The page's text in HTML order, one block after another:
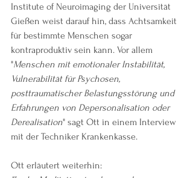
Institute of Neuroimaging der Universität
Gießen weist darauf hin, dass Achtsamkeit
für bestimmte Menschen sogar
kontraproduktiv sein kann. Vor allem
"Menschen mit emotionaler Instabilität,
Vulnerabilität für Psychosen,
posttraumatischer Belastungsstörung und
Erfahrungen von Depersonalisation oder
Derealisation" sagt Ott in einem Interview
mit der Techniker Krankenkasse.
Ott erläutert weiterhin: